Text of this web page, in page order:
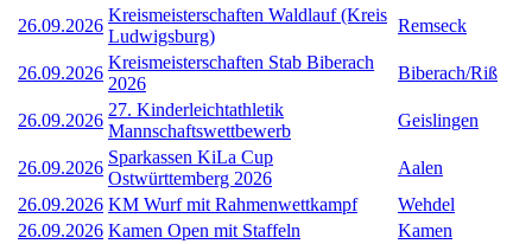
26.09.2026
Kreismeisterschaften Waldlauf (Kreis
Ludwigsburg)
Remseck
26.09.2026
Kreismeisterschaften Stab Biberach
2026
Biberach/Riß
26.09.2026
27. Kinderleichtathletik
Mannschaftswettbewerb
Geislingen
26.09.2026
Sparkassen KiLa Cup
Ostwürttemberg 2026
Aalen
26.09.2026 KM Wurf mit Rahmenwettkampf
Wehdel
26.09.2026 Kamen Open mit Staffeln
Kamen